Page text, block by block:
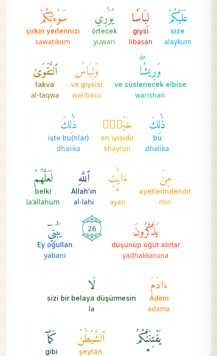
عَلَيۡكُمۡ
size
alaykum
لِبَاسٗا
giysi
libasan
يُوَٰرِي
örtecek
yuwari
سَوۡءَٰتِكُمۡ
çirkin yerlerinizi
sawatikum
وَرِيشٗاۖ
ve süslenecek elbise
warishan
وَلِبَاسُ
ve giysisi
walibasu
ٱلتَّقۡوَىٰ
takva
al-taqwa
ذَٰلِكَ
bu
dhalika
خَيۡرٞۚ
en iyisidir
khayrun
ذَٰلِكَ
işte bu(nlar)
dhalika
مِنۡ
ayetlerindendir
min
ءَايَٰتِ
*
ayati
ٱللَّهِ
Allah'ın
al-lahi
لَعَلَّهُمۡ
belki
la'allahum
يَذَّكَّرُونَ
düşünüp öğüt alırlar
yadhakkaruna
26 يَٰبَنِيٓ
Ey oğulları
yabani
ءَادَمَ
Adem
adama
لَا
sizi bir belaya düşürmesin
la
يَفۡتِنَنَّكُمُ
*
ٱلشَّيۡطَٰنُ
şeytan
كَمَآ
gibi